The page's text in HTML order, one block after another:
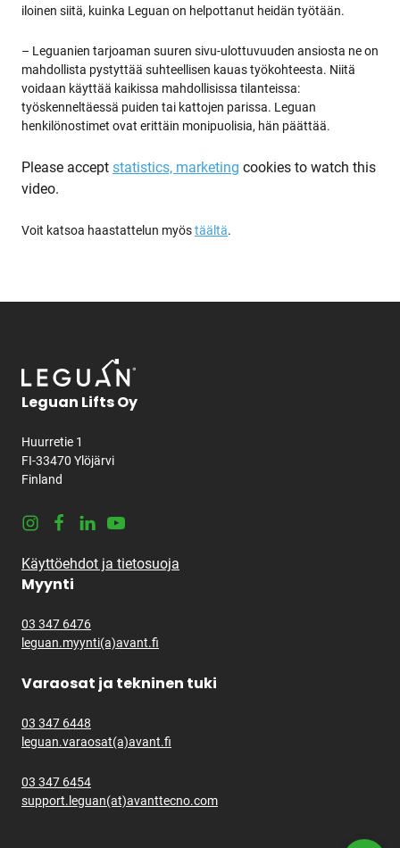
iloinen siitä, kuinka Leguan on helpottanut heidän työtään.
– Leguanien tarjoaman suuren sivu-ulottuvuuden ansiosta ne on
mahdollista pystyttää suhteellisen kauas työkohteesta. Niitä
voidaan käyttää kaikissa mahdollisissa tilanteissa:
työskenneltäessä puiden tai kattojen parissa. Leguan
henkilönostimet ovat erittäin monipuolisia, hän päättää.
Please accept statistics, marketing cookies to watch this
video.
Voit katsoa haastattelun myöstäältä.
Leguan Lifts Oy
Huurretie 1
FI-33470 Ylöjärvi
Finland
InstagramFacebook
LinkedInYoutube
Käyttöehdot ja tietosuoja
Myynti
03 347 6476
leguan.myynti(a)avant.fi
Varaosat ja tekninen tuki
03 347 6448
leguan.varaosat(a)avant.fi
03 347 6454
support.leguan(at)avanttecno.com